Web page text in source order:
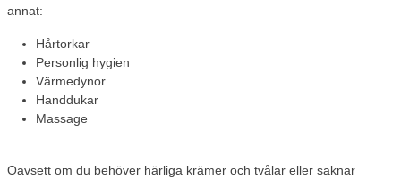
annat:
Hårtorkar
Personlig hygien
Värmedynor
Handdukar
Massage
Oavsett om du behöver härliga krämer och tvålar eller saknar